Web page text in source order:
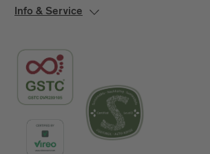
Info & Service